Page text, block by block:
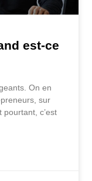
est-ce
On en
sur
c’est